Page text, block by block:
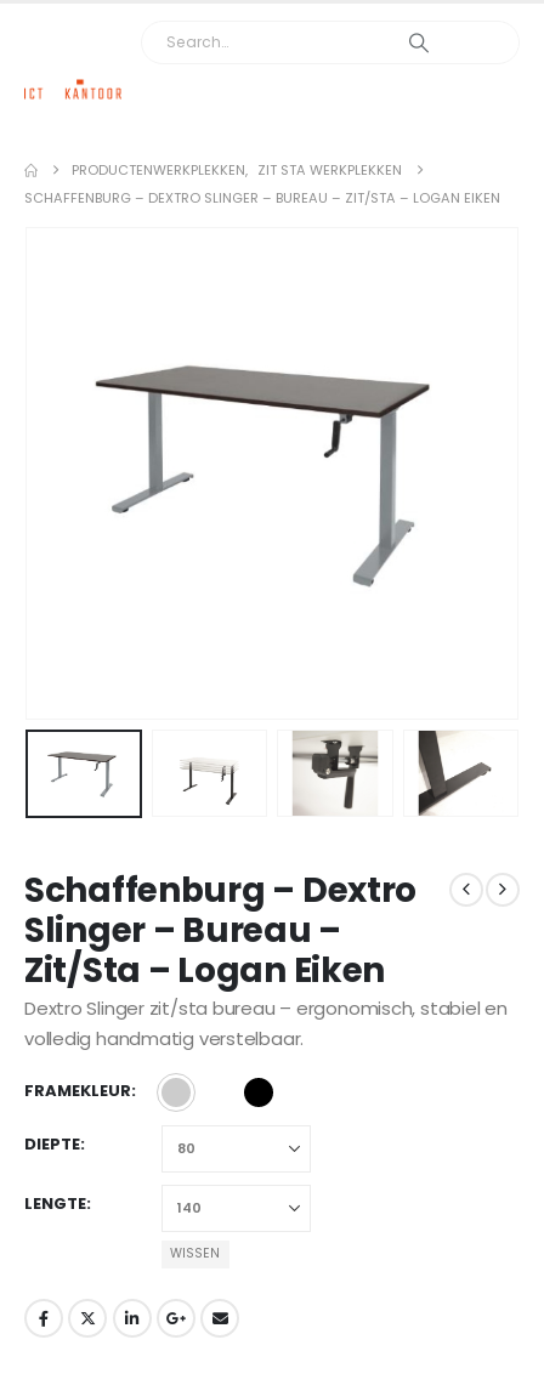
PRODUCTENWERKPLEKKEN, ZIT STA WERKPLEKKEN
SCHAFFENBURG – DEXTRO SLINGER – BUREAU – ZIT/STA – LOGAN EIKEN
Schaffenburg – Dextro
Slinger – Bureau –
Zit/Sta – Logan Eiken
Dextro Slinger zit/sta bureau – ergonomisch, stabiel en
volledig handmatig verstelbaar.
FRAMEKLEUR
DIEPTE
LENGTE
WISSEN